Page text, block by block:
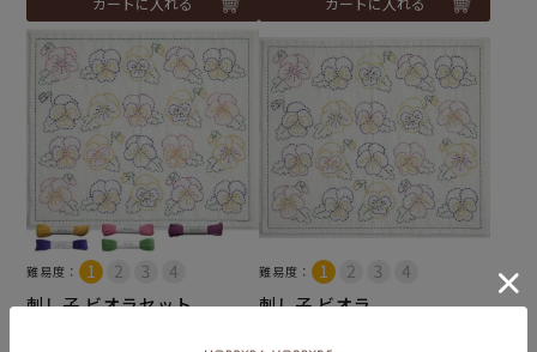
難易度：
刺し子 ビオラセット
難易度：
刺し子 ビオラ